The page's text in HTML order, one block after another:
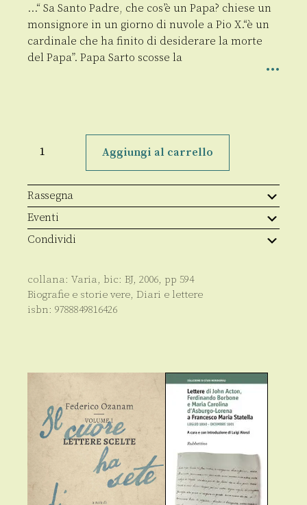
…“ Sa Santo Padre, che cos’è un Papa? chiese un
monsignore in un giorno di nuvole a Pio X.“è un
cardinale che ha finito di desiderare la morte
del Papa”. Papa Sarto scosse la
"mio"
Aggiungi al carrello
Rassegna
Eventi
Condividi
collana: Varia, bic: BJ, 2006, pp 594
Biografie e storie vere, Diari e lettere
isbn: 9788849816426